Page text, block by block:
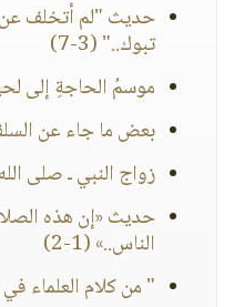
حديث "لم أتخلف عن
تبوك.." (3-7)
موسمُ الحاجةِ إلى
بعض ما جاء عن السلف
زواج النبي ـ صلى
حديث «إن هذه
الناس..» (1-2)
" من كلام العلماء